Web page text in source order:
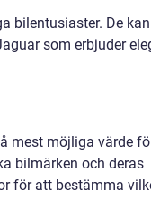
bilentusiaster. De
som erbjuder
mest möjliga värde
bilmärken och deras
för att bestämma